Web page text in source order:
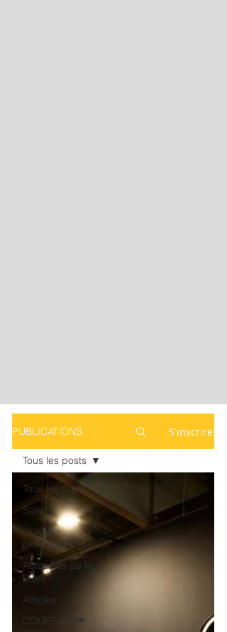
PUBLICATIONS S'inscrire
Tous les posts
Salons
Guides
pratiques
Actualités de la
filière
Articles
COUPS DE ❤
Tous les posts